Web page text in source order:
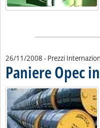
26/11/2008 - Prezzi
Paniere Opec